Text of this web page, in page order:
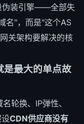
伪装引擎——全部失
名"，而是"这个AS
关架构要解决的核
是最大的单点故
轮换、IP弹性、
CDN供应商没有